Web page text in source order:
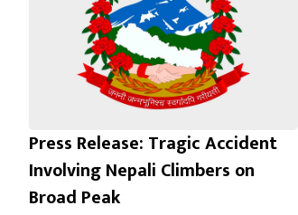
Press Release: Tragic Accident
Involving Nepali Climbers on
Broad Peak